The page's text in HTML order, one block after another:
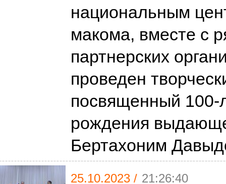
национальным
макома, вместе с
партнерских
проведен
посвященный 100-
рождения
Бертахоним
25.10.2023 / 21:26:40